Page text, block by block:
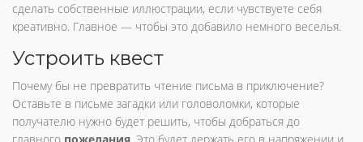
сделать собственные иллюстрации, если чувствуете себя
креативно. Главное — чтобы это добавило немного веселья.
Устроить квест
Почему бы не превратить чтение письма в приключение?
Оставьте в письме загадки или головоломки, которые
получателю нужно будет решить, чтобы добраться до